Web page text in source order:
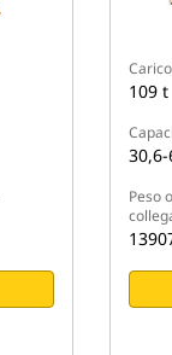
109 t
Peso